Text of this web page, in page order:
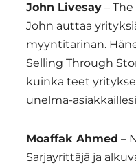
John Livesay –
John auttaa
myyntitarinan.
Selling Through
kuinka teet
unelma-
Moaffak Ahmed –
Sarjayrittäjä ja